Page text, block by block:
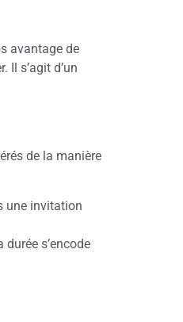
avantage de
Il s’agit d’un
de la manière
une invitation
s’encode